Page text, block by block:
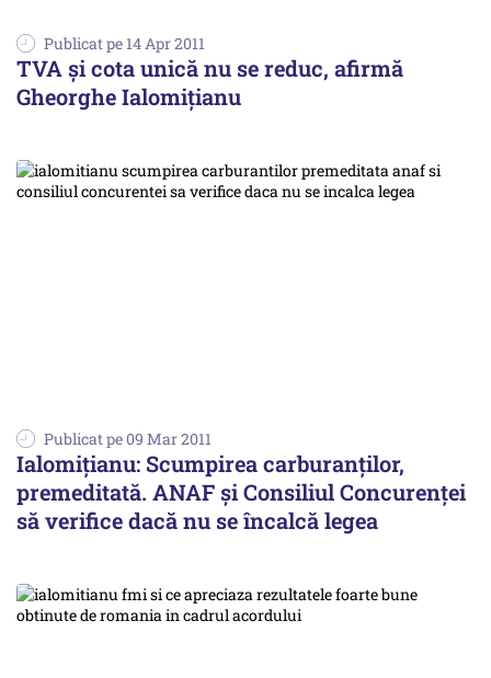
Publicat pe 14 Apr 2011
TVA şi cota unică nu se reduc, afirmă
Gheorghe Ialomiţianu
Publicat pe 09 Mar 2011
Ialomiţianu: Scumpirea carburanţilor,
premeditată. ANAF şi Consiliul Concurenţei
să verifice dacă nu se încalcă legea